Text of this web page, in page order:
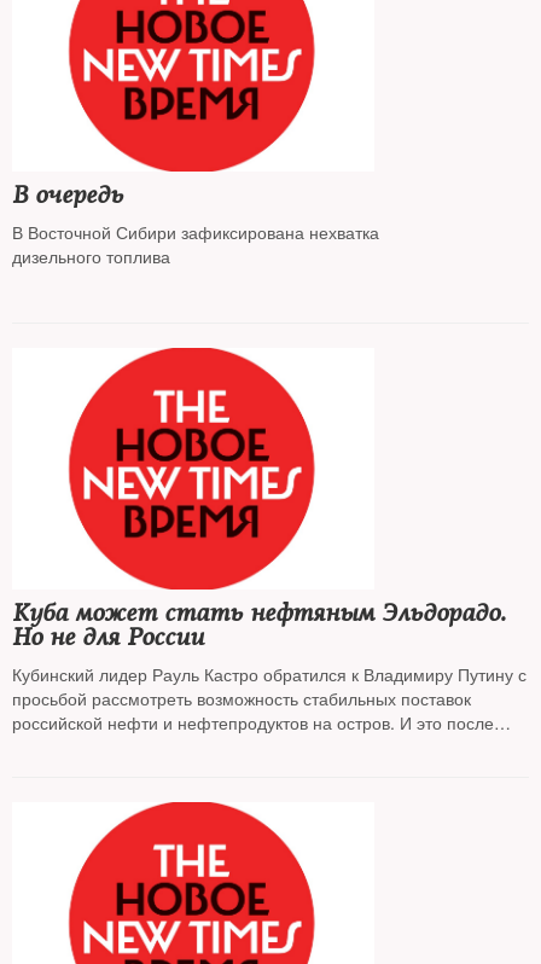
В очередь
В Восточной Сибири зафиксирована нехватка
дизельного топлива
Куба может стать нефтяным Эльдорадо.
Но не для России
Кубинский лидер Рауль Кастро обратился к Владимиру Путину с
просьбой рассмотреть возможность стабильных поставок
российской нефти и нефтепродуктов на остров. И это после